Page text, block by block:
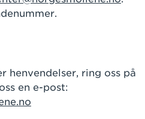
henvendelser, ring oss på
en e-post: